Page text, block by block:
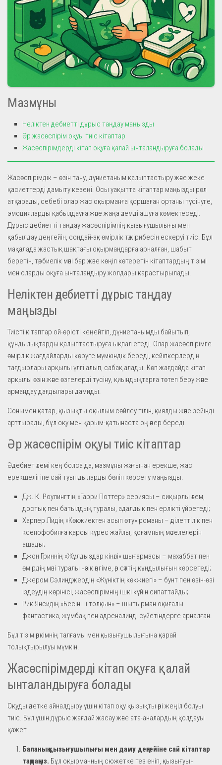
Мазмұны
Неліктен әдебиетті дұрыс таңдау маңызды
Әр жасөспірім оқуы тиіс кітаптар
Жасөспірімдерді кітап оқуға қалай ынталандыруға болады
Жасөспірімдік – өзін тану, дүниетаным қалыптастыру және жеке
қасиеттерді дамыту кезеңі. Осы уақытта кітаптар маңызды рөл
атқарады, себебі олар жас оқырманға қоршаған ортаны түсінуге,
эмоцияларды қабылдауға және жаңа әлемді ашуға көмектеседі.
Дұрыс әдебиетті таңдау жасөспірімнің қызығушылығы мен
қабылдау деңгейін, сондай-ақ өмірлік тәжірибесін ескеруі тиіс. Бұл
мақалада жастық шақтағы оқырмандарға арналған, шабыт
беретін, тәрбиелік мәні бар және көңіл көтеретін кітаптардың тізімі
мен оларды оқуға ынталандыру жолдары қарастырылады.
Неліктен әдебиетті дұрыс таңдау
маңызды
Тиісті кітаптар ой-өрісті кеңейтіп, дүниетанымды байытып,
құндылықтарды қалыптастыруға ықпал етеді. Олар жасөспірімге
өмірлік жағдайларды көруге мүмкіндік береді, кейіпкерлердің
тағдырлары арқылы үлгі алып, сабақ алады. Көп жағдайда кітап
арқылы өзін және өзгелерді түсіну, қиындықтарға төтеп беру және
армандау дағдылары дамиды.
Сонымен қатар, қызықты оқылым сөйлеу тілін, қиялды және зейінді
арттырады, бұл оқу мен қарым-қатынаста оң әсер береді.
Әр жасөспірім оқуы тиіс кітаптар
Әдебиет әлемі кең болса да, мазмұны жағынан ерекше, жас
ерекшелігіне сай туындыларды бөліп көрсету маңызды.
Дж. К. Роулингтің «Гарри Поттер» сериясы – сиқырлы әлем,
достық пен батылдық туралы, адалдық пен ерлікті үйретеді;
Харпер Лидің «Көкжиектен асып өту» романы – әділеттілік пен
ксенофобияға қарсы күрес жайлы, қоғамның мәселелерін
ашады;
Джон Гриннің «Жұлдыздар кінәлі» шығармасы – махаббат пен
өмірдің мәні туралы нәзік әңгіме, әр сәттің құндылығын көрсетеді;
Джером Сэлинджердің «Жүніктің көкжиегі» – бунт пен өзін-өзі
іздеудің көрінісі, жасөспірімнің ішкі күйін сипаттайды;
Рик Янсидің «Бесінші толқын» – шытырман оқиғалы
фантастика, жұмбақ пен адреналинді сүйетіндерге арналған.
Бұл тізім әркімнің талғамы мен қызығушылығына қарай
толықтырылуы мүмкін.
Жасөспірімдерді кітап оқуға қалай
ынталандыруға болады
Оқуды әдетке айналдыру үшін кітап оқу қызықты әрі жеңіл болуы
тиіс. Бұл үшін дұрыс жағдай жасау және ата-аналардың қолдауы
қажет.
Баланың қызығушылығы мен даму деңгейіне сай кітаптар
таңдаңыз. Бұл оқырманның сюжетке тез еніп, қызығуын